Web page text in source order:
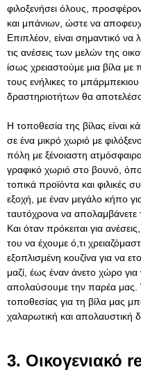
φιλοξενήσει όλους,
και μπάνιων, ώστε να
Επιπλέον, είναι σημαντικό να
τις ανέσεις των μελών της
ίσως χρειαστούμε μια βίλα με
τους ενήλικες το
δραστηριοτήτων θα
Η τοποθεσία της βίλας είναι
σε ένα μικρό χωριό με
πόλη με ξένοιαστη
γραφικό χωριό στο βουνό,
τοπικά προϊόντα και φιλικές
εξοχή, με έναν μεγάλο κήπο
ταυτόχρονα να απολαμβάνετε
Και όταν πρόκειται για
του να έχουμε ό,τι
εξοπλισμένη κουζίνα για να
μαζί, έως έναν άνετο χώρο
απολαύσουμε την παρέα μας.
τοποθεσίας για τη βίλα μας
χαλαρωτική και απολαυστική
3. Οικογενιακό